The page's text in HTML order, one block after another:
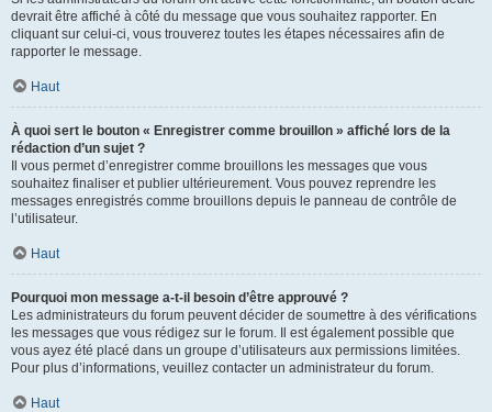
devrait être affiché à côté du message que vous souhaitez rapporter. En
cliquant sur celui-ci, vous trouverez toutes les étapes nécessaires afin de
rapporter le message.
Haut
À quoi sert le bouton « Enregistrer comme brouillon » affiché lors de la
rédaction d’un sujet ?
Il vous permet d’enregistrer comme brouillons les messages que vous
souhaitez finaliser et publier ultérieurement. Vous pouvez reprendre les
messages enregistrés comme brouillons depuis le panneau de contrôle de
l’utilisateur.
Haut
Pourquoi mon message a-t-il besoin d’être approuvé ?
Les administrateurs du forum peuvent décider de soumettre à des vérifications
les messages que vous rédigez sur le forum. Il est également possible que
vous ayez été placé dans un groupe d’utilisateurs aux permissions limitées.
Pour plus d’informations, veuillez contacter un administrateur du forum.
Haut